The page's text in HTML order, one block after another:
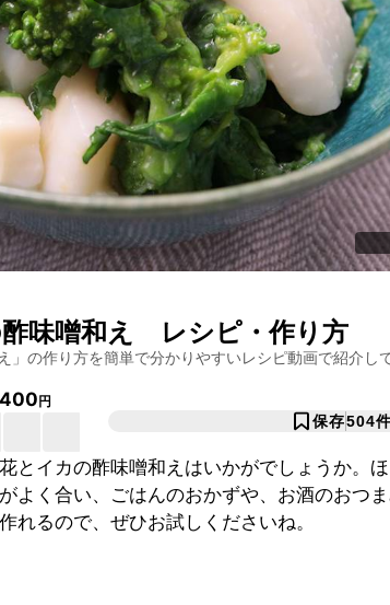
味噌和え レシピ・作り方
」の作り方を簡単で分かりやすいレシピ動画で紹介し
400円
保存504件
とイカの酢味噌和えはいかがでしょうか。ほ
よく合い、ごはんのおかずや、お酒のおつ
れるので、ぜひお試しくださいね。